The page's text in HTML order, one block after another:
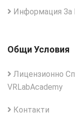
Информация За
Общи Условия
Лицензионно
VRLabAcademy
Контакти